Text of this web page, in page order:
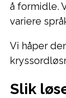
å formidle.
variere
Vi håper
Slik